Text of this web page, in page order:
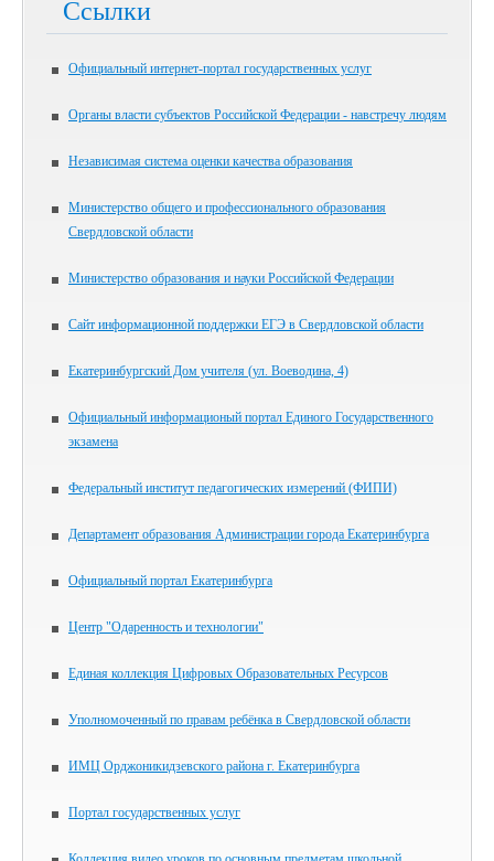
Ссылки
Официальный интернет-портал государственных услуг
Органы власти субъектов Российской Федерации - навстречу людям
Независимая система оценки качества образования
Министерство общего и профессионального образования
Свердловской области
Министерство образования и науки Российской Федерации
Сайт информационной поддержки ЕГЭ в Свердловской области
Екатеринбургский Дом учителя (ул. Воеводина, 4)
Официальный информационый портал Единого Государственного
экзамена
Федеральный институт педагогических измерений (ФИПИ)
Департамент образования Администрации города Екатеринбурга
Официальный портал Екатеринбурга
Центр "Одаренность и технологии"
Единая коллекция Цифровых Образовательных Ресурсов
Уполномоченный по правам ребёнка в Свердловской области
ИМЦ Орджоникидзевского района г. Екатеринбурга
Портал государственных услуг